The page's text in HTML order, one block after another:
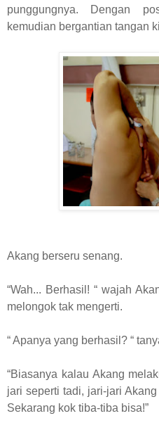
punggungnya. Dengan
kemudian bergantian tangan
Akang berseru senang.
“Wah... Berhasil! “ wajah
melongok tak mengerti.
“ Apanya yang berhasil? “
“Biasanya kalau Akang
jari seperti tadi, jari-jari
Sekarang kok tiba-tiba bisa!”